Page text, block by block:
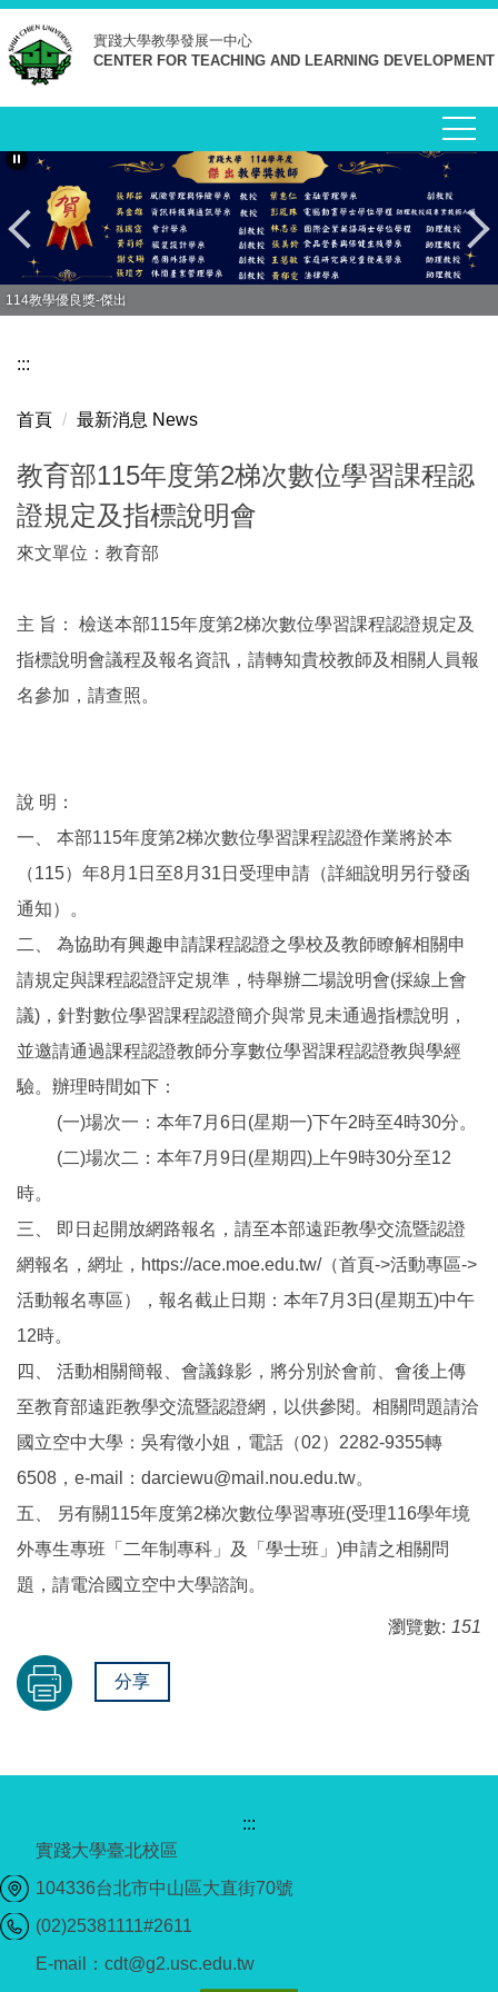
跳
到
主
要
容
實踐大學教學發展一中心
CENTER FOR TEACHING AND LEARNING DEVELOPMENT
114教學優良獎-傑出
:::
首頁 最新消息 News
教育部115年度第2梯次數位學習課程認
證規定及指標說明會
來文單位：教育部
主 旨： 檢送本部115年度第2梯次數位學習課程認證規定及
指標說明會議程及報名資訊，請轉知貴校教師及相關人員報
名參加，請查照。
說 明：
一、 本部115年度第2梯次數位學習課程認證作業將於本
（115）年8月1日至8月31日受理申請（詳細說明另行發函
通知）。
二、 為協助有興趣申請課程認證之學校及教師瞭解相關申
請規定與課程認證評定規準，特舉辦二場說明會(採線上會
議)，針對數位學習課程認證簡介與常見未通過指標說明，
並邀請通過課程認證教師分享數位學習課程認證教與學經
驗。辦理時間如下：
(一)場次一：本年7月6日(星期一)下午2時至4時30分。
(二)場次二：本年7月9日(星期四)上午9時30分至12
時。
三、 即日起開放網路報名，請至本部遠距教學交流暨認證
網報名，網址，https://ace.moe.edu.tw/（首頁->活動專區->
活動報名專區），報名截止日期：本年7月3日(星期五)中午
12時。
四、 活動相關簡報、會議錄影，將分別於會前、會後上傳
至教育部遠距教學交流暨認證網，以供參閱。相關問題請洽
國立空中大學：吳宥徵小姐，電話（02）2282-9355轉
6508，e-mail：darciewu@mail.nou.edu.tw。
五、 另有關115年度第2梯次數位學習專班(受理116學年境
外專生專班「二年制專科」及「學士班」)申請之相關問
題，請電洽國立空中大學諮詢。
瀏覽數: 151
分享
:::
實踐大學臺北校區
104336台北市中山區大直街70號
(02)25381111#2611
E-mail：cdt@g2.usc.edu.tw